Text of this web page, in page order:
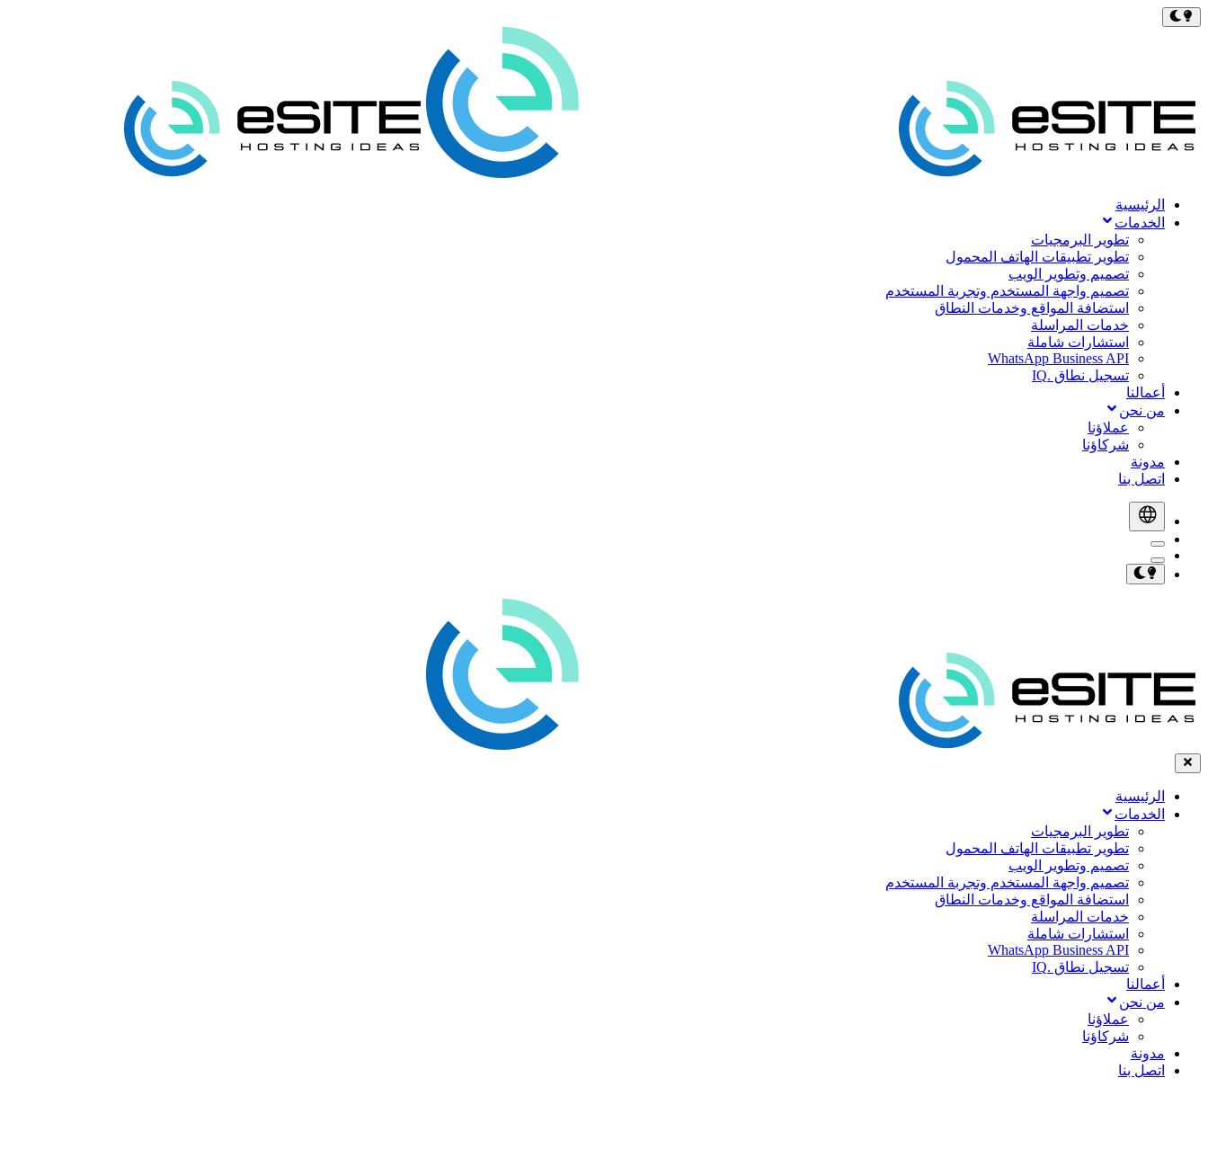
الرئيسية
الخدمات
تطوير البرمجيات
تطوير تطبيقات الهاتف المحمول
تصميم وتطوير الويب
تصميم واجهة المستخدم وتجربة المستخدم
استضافة المواقع وخدمات النطاق
خدمات المراسلة
استشارات شاملة
WhatsApp Business API
تسجيل نطاق .IQ
أعمالنا
من نحن
عملاؤنا
شركاؤنا
مدونة
اتصل بنا
الرئيسية
الخدمات
تطوير البرمجيات
تطوير تطبيقات الهاتف المحمول
تصميم وتطوير الويب
تصميم واجهة المستخدم وتجربة المستخدم
استضافة المواقع وخدمات النطاق
خدمات المراسلة
استشارات شاملة
WhatsApp Business API
تسجيل نطاق .IQ
أعمالنا
من نحن
عملاؤنا
شركاؤنا
مدونة
اتصل بنا